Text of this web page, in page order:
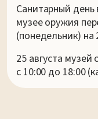
Санитарный день
музее оружия
(понедельник) на
25 августа
с 10:00 до 18:00